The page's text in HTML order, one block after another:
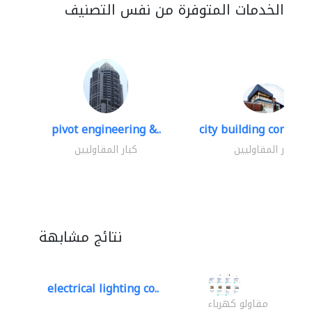
الخدمات المتوفرة من نفس التصنيف
pivot engineering &..
كبار المقاوليين
city building
كبار المقاوليين
نتائج مشابهة
electrical lighting co..
مقاولو كهرباء